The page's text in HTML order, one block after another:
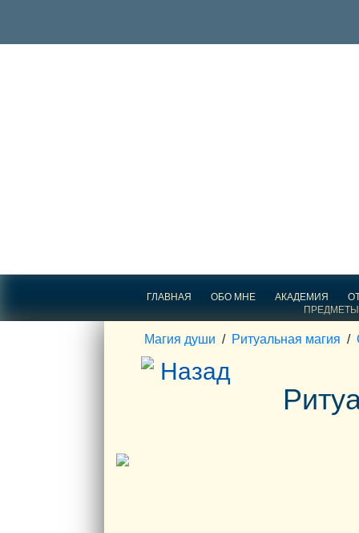
ГЛАВНАЯ ОБО МНЕ АКАДЕМИЯ
Магия души / Ритуальная магия /
Назад